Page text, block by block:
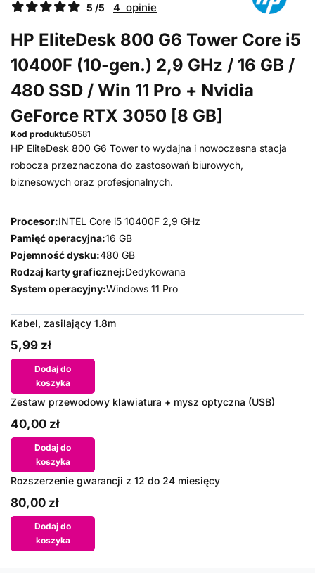
5 /5 4 opinie
HP EliteDesk 800 G6 Tower Core i5
10400F (10-gen.) 2,9 GHz / 16 GB /
480 SSD / Win 11 Pro + Nvidia
GeForce RTX 3050 [8 GB]
Kod produktu50581
HP EliteDesk 800 G6 Tower to wydajna i nowoczesna stacja
robocza przeznaczona do zastosowań biurowych,
biznesowych oraz profesjonalnych.
Procesor:INTEL Core i5 10400F 2,9 GHz
Pamięć operacyjna:16 GB
Pojemność dysku:480 GB
Rodzaj karty graficznej:Dedykowana
System operacyjny:Windows 11 Pro
Kabel, zasilający 1.8m
5,99 zł
Dodaj do
koszyka
Zestaw przewodowy klawiatura + mysz optyczna (USB)
40,00 zł
Dodaj do
koszyka
Rozszerzenie gwarancji z 12 do 24 miesięcy
80,00 zł
Dodaj do
koszyka